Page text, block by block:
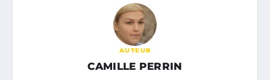
AUTEUR
CAMILLE PERRIN